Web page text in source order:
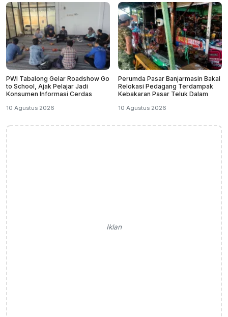
PWI Tabalong Gelar Roadshow Go
to School, Ajak Pelajar Jadi
Konsumen Informasi Cerdas
10 Agustus 2026
Perumda Pasar Banjarmasin Bakal
Relokasi Pedagang Terdampak
Kebakaran Pasar Teluk Dalam
10 Agustus 2026
Iklan